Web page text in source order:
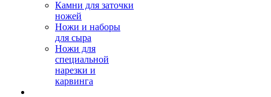
Камни для заточки
ножей
Ножи и наборы
для сыра
Ножи для
специальной
нарезки и
карвинга